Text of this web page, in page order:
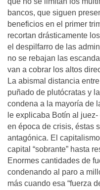
bancos, que siguen
beneficios en el primer
recortan drásticamente
el despilfarro de las
no se rebajan las
van a cobrar los altos
La abismal distancia
puñado de plutócratas y
condena a la mayoría de
le explicaba Botín al
en época de crisis, éstas
antagónica. El
capital “sobrante” hasta
Enormes cantidades de
condenando al paro a
más cuando esa “fuerza